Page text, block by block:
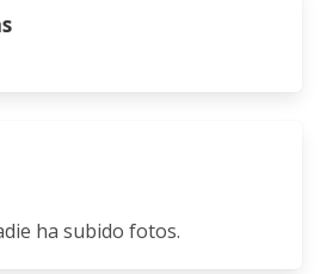
ha subido fotos.